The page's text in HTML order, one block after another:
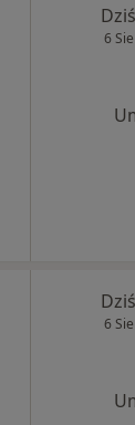
Dziś
6 Sie
Dziś
6 Sie